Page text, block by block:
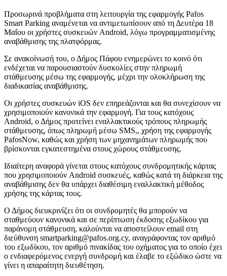
Προσωρινά προβλήματα στη λειτουργία της εφαρμογής Pafos
Smart Parking αναμένεται να αντιμετωπίσουν από τη Δευτέρα 18
Μαΐου οι χρήστες συσκευών Android, λόγω προγραμματισμένης
αναβάθμισης της πλατφόρμας.
Σε ανακοίνωσή του, ο Δήμος Πάφου ενημερώνει το κοινό ότι
ενδέχεται να παρουσιαστούν δυσκολίες στην πληρωμή
στάθμευσης μέσω της εφαρμογής, μέχρι την ολοκλήρωση της
διαδικασίας αναβάθμισης.
Οι χρήστες συσκευών iOS δεν επηρεάζονται και θα συνεχίσουν να
χρησιμοποιούν κανονικά την εφαρμογή. Για τους κατόχους
Android, ο Δήμος προτείνει εναλλακτικούς τρόπους πληρωμής
στάθμευσης, όπως πληρωμή μέσω SMS,, χρήση της εφαρμογής
PafosNow, καθώς και χρήση των μηχανημάτων πληρωμής που
βρίσκονται εγκατεστημένα στους χώρους στάθμευσης.
Ιδιαίτερη αναφορά γίνεται στους κατόχους συνδρομητικής κάρτας
που χρησιμοποιούν Android συσκευές, καθώς κατά τη διάρκεια της
αναβάθμισης δεν θα υπάρχει διαθέσιμη εναλλακτική μέθοδος
χρήσης της κάρτας τους.
Ο Δήμος διευκρινίζει ότι οι συνδρομητές θα μπορούν να
σταθμεύουν κανονικά και σε περίπτωση έκδοσης εξωδίκου για
παράνομη στάθμευση, καλούνται να αποστείλουν email στη
διεύθυνση smartparking@pafos.org.cy, αναγράφοντας τον αριθμό
του εξωδίκου, τον αριθμό πινακίδας του οχήματος για το οποίο έχει
ο ενδιαφερόμενος ενεργή συνδρομή και έλαβε το εξώδικο ώστε να
γίνει η απαραίτητη διευθέτηση.